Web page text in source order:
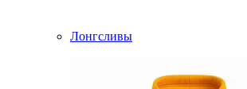
Лонгсливы